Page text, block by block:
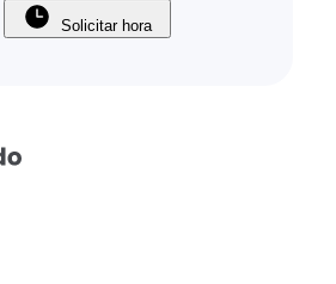
Solicitar hora